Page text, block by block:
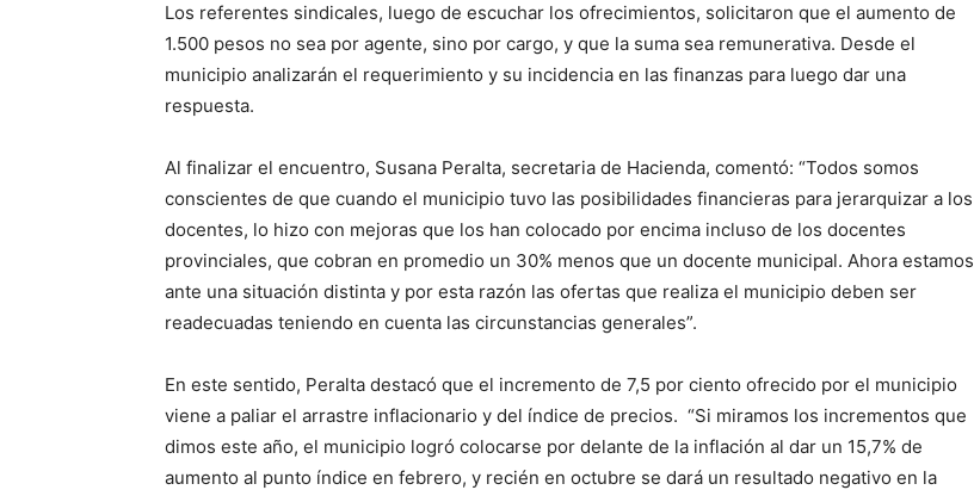
Los referentes sindicales, luego de escuchar los ofrecimientos, solicitaron que el aumento de
1.500 pesos no sea por agente, sino por cargo, y que la suma sea remunerativa. Desde el
municipio analizarán el requerimiento y su incidencia en las finanzas para luego dar una
respuesta.
Al finalizar el encuentro, Susana Peralta, secretaria de Hacienda, comentó: “Todos somos
conscientes de que cuando el municipio tuvo las posibilidades financieras para jerarquizar a los
docentes, lo hizo con mejoras que los han colocado por encima incluso de los docentes
provinciales, que cobran en promedio un 30% menos que un docente municipal. Ahora estamos
ante una situación distinta y por esta razón las ofertas que realiza el municipio deben ser
readecuadas teniendo en cuenta las circunstancias generales”.
En este sentido, Peralta destacó que el incremento de 7,5 por ciento ofrecido por el municipio
viene a paliar el arrastre inflacionario y del índice de precios. “Si miramos los incrementos que
dimos este año, el municipio logró colocarse por delante de la inflación al dar un 15,7% de
aumento al punto índice en febrero, y recién en octubre se dará un resultado negativo en la